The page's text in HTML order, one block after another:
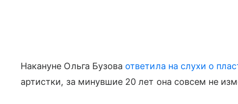
Накануне Ольга Бузова ответила на слухи о
артистки, за минувшие 20 лет она совсем не